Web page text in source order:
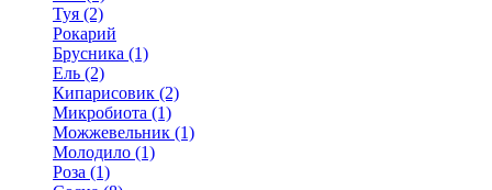
Туя (2)
Рокарий
Брусника (1)
Ель (2)
Кипарисовик (2)
Микробиота (1)
Можжевельник (1)
Молодило (1)
Роза (1)